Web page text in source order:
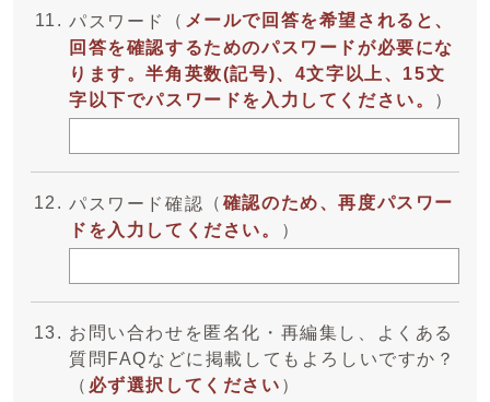
パスワード （ メールで回答を希望されると、
回答を確認するためのパスワードが必要にな
ります。半角英数(記号)、4文字以上、15文
字以下でパスワードを入力してください。 ）
パスワード確認 （ 確認のため、再度パスワー
ドを入力してください。
）
お問い合わせを匿名化・再編集し、よくある
質問FAQなどに掲載してもよろしいですか？
（ 必ず選択してください ）